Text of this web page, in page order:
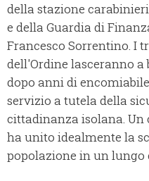
della stazione
e della Guardia di
Francesco Sorrentino. I
dell'Ordine lasceranno
dopo anni di
servizio a tutela della
cittadinanza isolana.
ha unito idealmente la
popolazione in un lungo